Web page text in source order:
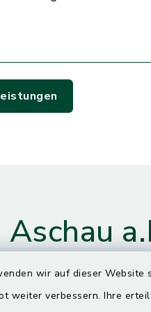
wir auf dieser
weiter verbessern. Ihre